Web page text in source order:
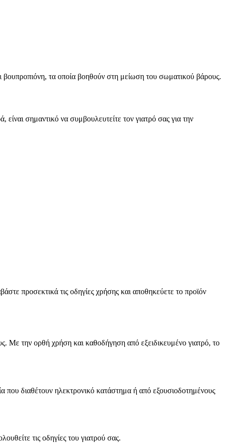
βουπροπιόνη, τα οποία βοηθούν στη μείωση του σωματικού βάρους.
σημαντικό να συμβουλευτείτε τον γιατρό σας για την
προσεκτικά τις οδηγίες χρήσης και αποθηκεύετε το προϊόν
Με την ορθή χρήση και καθοδήγηση από εξειδικευμένο γιατρό, το
που διαθέτουν ηλεκτρονικό κατάστημα ή από εξουσιοδοτημένους
τις οδηγίες του γιατρού σας.